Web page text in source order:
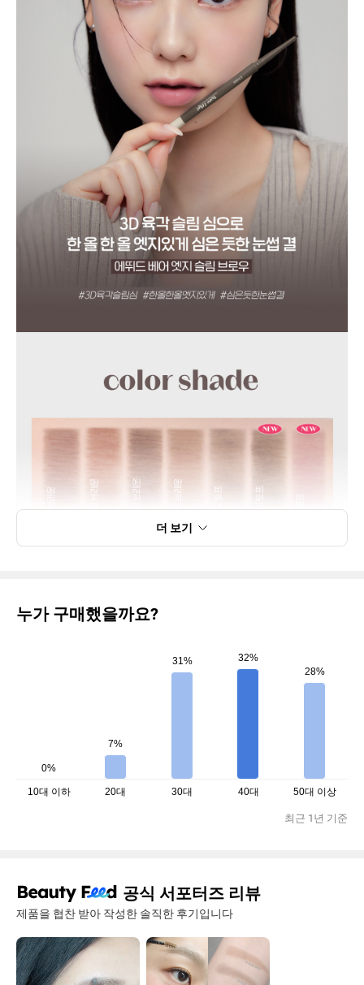
더 보기
누가 구매했을까요?
0%
7%
31%
32%
28%
10대 이하 20대 30대 40대 50대 이상
최근 1년 기준
공식 서포터즈 리뷰
제품을 협찬 받아 작성한 솔직한 후기입니다